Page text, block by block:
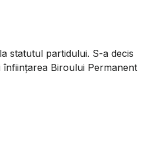
statutul partidului. S-a decis
Biroului Permanent